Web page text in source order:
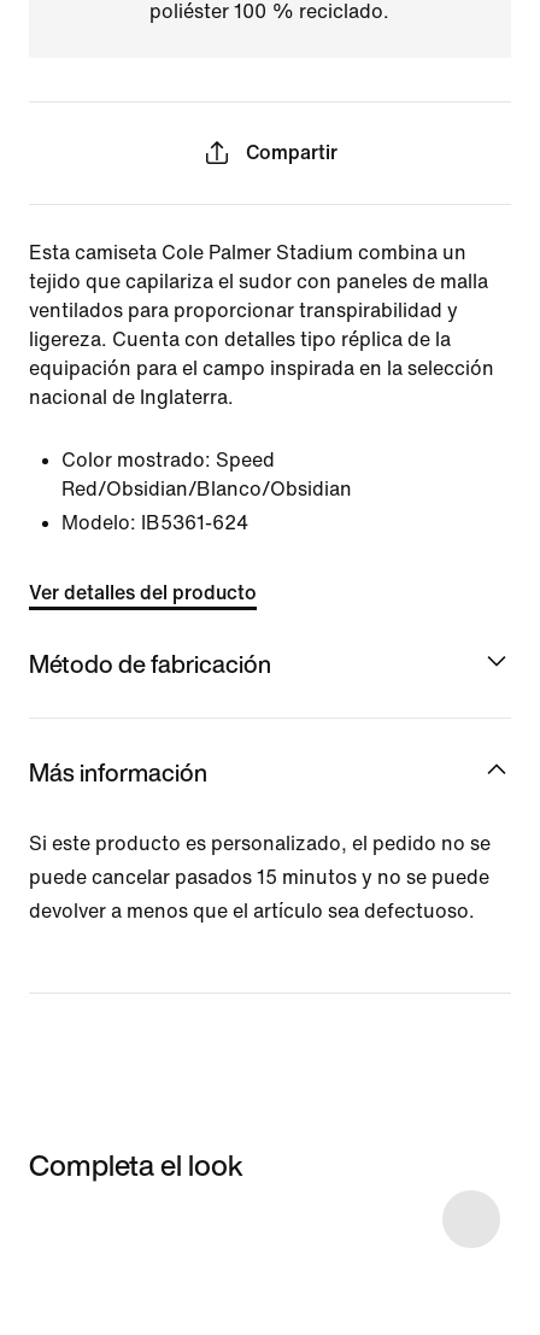
poliéster 100 % reciclado.
Compartir
Esta camiseta Cole Palmer Stadium combina un
tejido que capilariza el sudor con paneles de malla
ventilados para proporcionar transpirabilidad y
ligereza. Cuenta con detalles tipo réplica de la
equipación para el campo inspirada en la selección
nacional de Inglaterra.
Color mostrado: Speed
Red/Obsidian/Blanco/Obsidian
Modelo:
IB5361-624
Ver detalles del producto
Método de fabricación
Más información
Si este producto es personalizado, el pedido no se
puede cancelar pasados 15 minutos y no se puede
devolver a menos que el artículo sea defectuoso.
Completa el look